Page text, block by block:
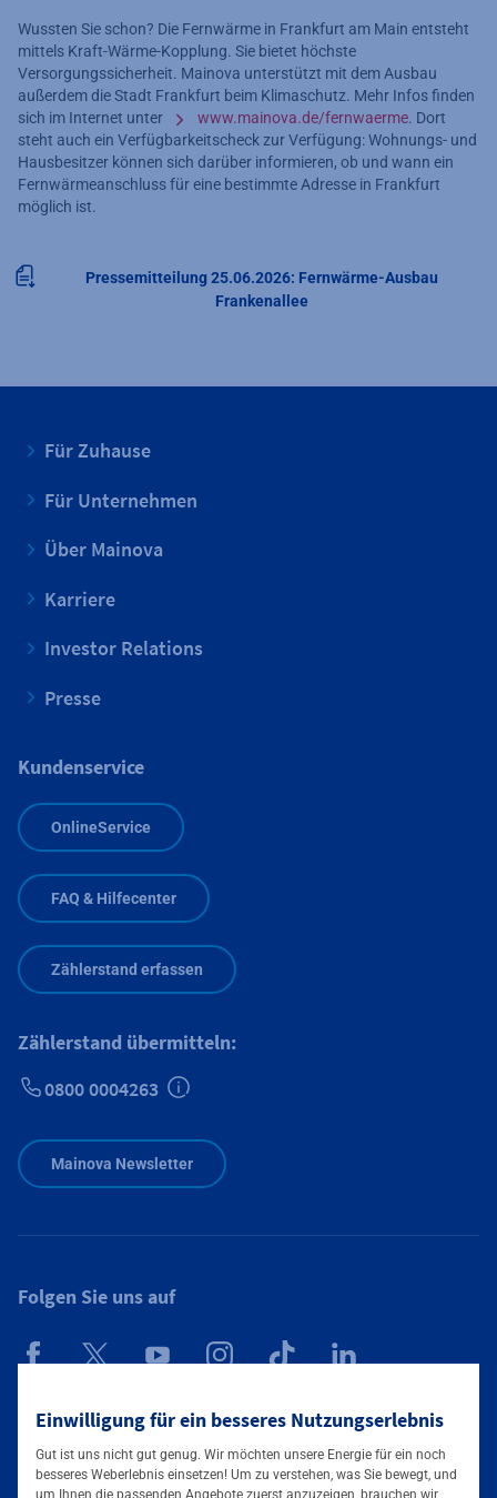
Einwilligung für ein besseres Nutzungserlebnis
Gut ist uns nicht gut genug. Wir möchten unsere Energie für ein noch
besseres Weberlebnis einsetzen! Um zu verstehen, was Sie bewegt, und
um Ihnen die passenden Angebote zuerst anzuzeigen, brauchen wir
Wussten Sie schon? Die Fernwärme in Frankfurt am Main entsteht
mittels Kraft-Wärme-Kopplung. Sie bietet höchste
Versorgungssicherheit. Mainova unterstützt mit dem Ausbau
außerdem die Stadt Frankfurt beim Klimaschutz. Mehr Infos finden
sich im Internet unter
www.mainova.de/fernwaerme. Dort
steht auch ein Verfügbarkeitscheck zur Verfügung: Wohnungs- und
Hausbesitzer können sich darüber informieren, ob und wann ein
Fernwärmeanschluss für eine bestimmte Adresse in Frankfurt
möglich ist.
Pressemitteilung 25.06.2026: Fernwärme-Ausbau
Frankenallee
Für Zuhause
Für Unternehmen
Über Mainova
Karriere
Investor Relations
Presse
Kundenservice
OnlineService
FAQ & Hilfecenter
Zählerstand erfassen
Zählerstand übermitteln:
0800 0004263
Mainova Newsletter
Folgen Sie uns auf
Mainova App